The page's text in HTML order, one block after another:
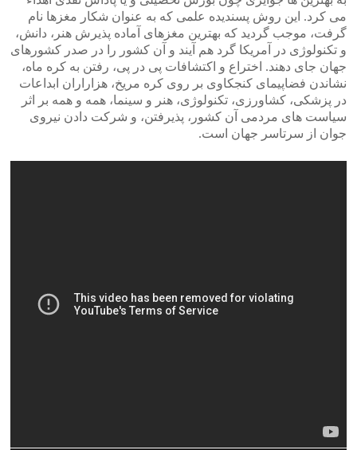
می کرد. این روش پسندیده علمی که به عنوان شکار مغزها نام
گرفت، موجب گردید که بهترین مغزهای آماده پذیرش هنر، دانش،
و تکنولوژی در آمریکا گرد هم آیند و آن کشور را در صدر کشورهای
جهان جای دهند. اختراع و اکتشافات پی در پی، رفتن به کره ماه،
نشاندن فضاپیمای کنجکاوی بر روی کره مریخ، هزاراران ابداعات
در پزشکی، کشاورزی، تکنولوژی، هنر و سینما، همه و همه بر اثر
سیاست های مردمی آن کشور، پذیرفتن، و شرکت دادن نیروی
جوان از سرتاسر جهان است.